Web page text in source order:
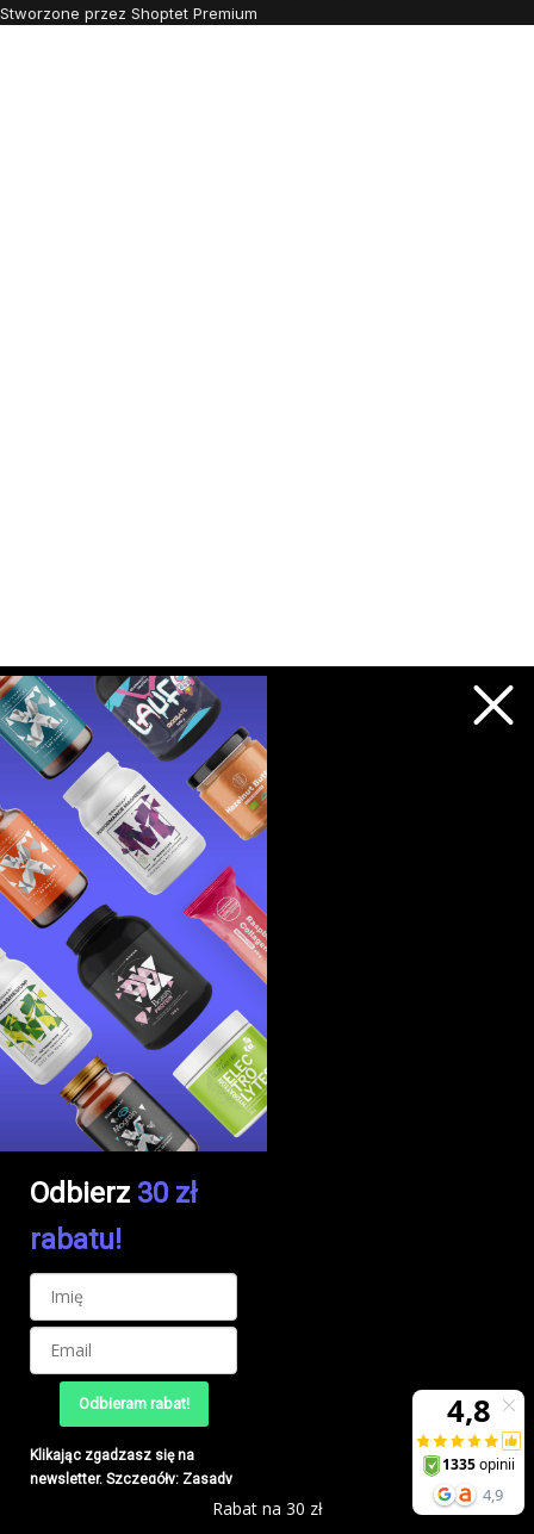
Stworzone przez Shoptet Premium
Odbierz 30 zł
rabatu!
Odbieram rabat!
Klikając zgadzasz się na
newsletter. Szczegóły: Zasady
Rabat na 30 zł